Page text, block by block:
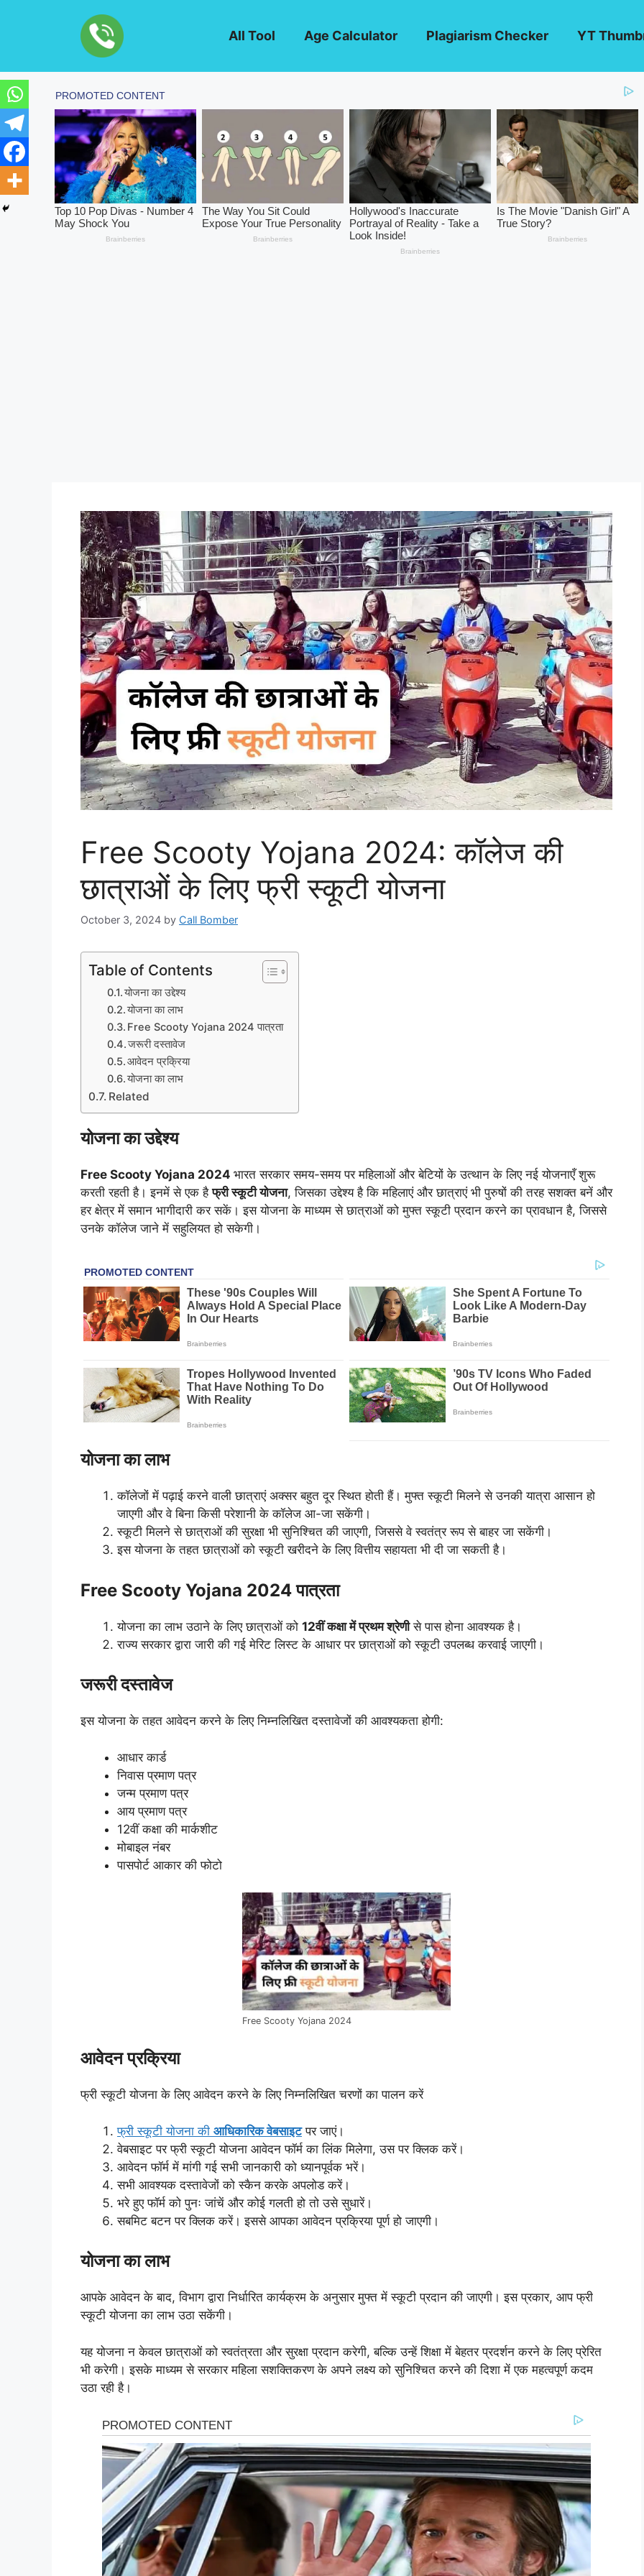
All Tool Age Calculator Plagiarism Checker YT
Free Scooty Yojana 2024: कॉलेज की
छात्राओं के लिए फ्री स्कूटी योजना
October 3, 2024 by Call Bomber
Table of Contents
योजना का उद्देश्य
योजना का लाभ
Free Scooty Yojana 2024 पात्रता
जरूरी दस्तावेज
आवेदन प्रक्रिया
योजना का लाभ
Related
योजना का उद्देश्य
Free Scooty Yojana 2024 भारत सरकार समय-समय पर महिलाओं और बेटियों के उत्थान के लिए नई योजनाएँ शुरू
करती रहती है। इनमें से एक हैफ्री स्कूटी योजना, जिसका उद्देश्य है कि महिलाएं और छात्राएं भी पुरुषों की तरह सशक्त बनें और
हर क्षेत्र में समान भागीदारी कर सकें। इस योजना के माध्यम से छात्राओं को मुफ्त स्कूटी प्रदान करने का प्रावधान है, जिससे
उनके कॉलेज जाने में सहुलियत हो सकेगी।
योजना का लाभ
कॉलेजों में पढ़ाई करने वाली छात्राएं अक्सर बहुत दूर स्थित होती हैं। मुफ्त स्कूटी मिलने से उनकी यात्रा आसान हो
जाएगी और वे बिना किसी परेशानी के कॉलेज आ-जा सकेंगी।
स्कूटी मिलने से छात्राओं की सुरक्षा भी सुनिश्चित की जाएगी, जिससे वे स्वतंत्र रूप से बाहर जा सकेंगी।
इस योजना के तहत छात्राओं को स्कूटी खरीदने के लिए वित्तीय सहायता भी दी जा सकती है।
Free Scooty Yojana 2024 पात्रता
योजना का लाभ उठाने के लिए छात्राओं को 12वीं कक्षा में प्रथम श्रेणीसे पास होना आवश्यक है।
राज्य सरकार द्वारा जारी की गई मेरिट लिस्ट के आधार पर छात्राओं को स्कूटी उपलब्ध करवाई जाएगी।
जरूरी दस्तावेज
इस योजना के तहत आवेदन करने के लिए निम्नलिखित दस्तावेजों की आवश्यकता होगी:
आधार कार्ड
निवास प्रमाण पत्र
जन्म प्रमाण पत्र
आय प्रमाण पत्र
12वीं कक्षा की मार्कशीट
मोबाइल नंबर
पासपोर्ट आकार की फोटो
Free Scooty Yojana 2024
आवेदन प्रक्रिया
फ्री स्कूटी योजना के लिए आवेदन करने के लिए निम्नलिखित चरणों का पालन करें
फ्री स्कूटी योजना की आधिकारिक वेबसाइटपर जाएं।
वेबसाइट पर फ्री स्कूटी योजना आवेदन फॉर्म का लिंक मिलेगा, उस पर क्लिक करें।
आवेदन फॉर्म में मांगी गई सभी जानकारी को ध्यानपूर्वक भरें।
सभी आवश्यक दस्तावेजों को स्कैन करके अपलोड करें।
भरे हुए फॉर्म को पुनः जांचें और कोई गलती हो तो उसे सुधारें।
सबमिट बटन पर क्लिक करें। इससे आपका आवेदन प्रक्रिया पूर्ण हो जाएगी।
योजना का लाभ
आपके आवेदन के बाद, विभाग द्वारा निर्धारित कार्यक्रम के अनुसार मुफ्त में स्कूटी प्रदान की जाएगी। इस प्रकार, आप फ्री
स्कूटी योजना का लाभ उठा सकेंगी।
यह योजना न केवल छात्राओं को स्वतंत्रता और सुरक्षा प्रदान करेगी, बल्कि उन्हें शिक्षा में बेहतर प्रदर्शन करने के लिए प्रेरित
भी करेगी। इसके माध्यम से सरकार महिला सशक्तिकरण के अपने लक्ष्य को सुनिश्चित करने की दिशा में एक महत्वपूर्ण कदम
उठा रही है।